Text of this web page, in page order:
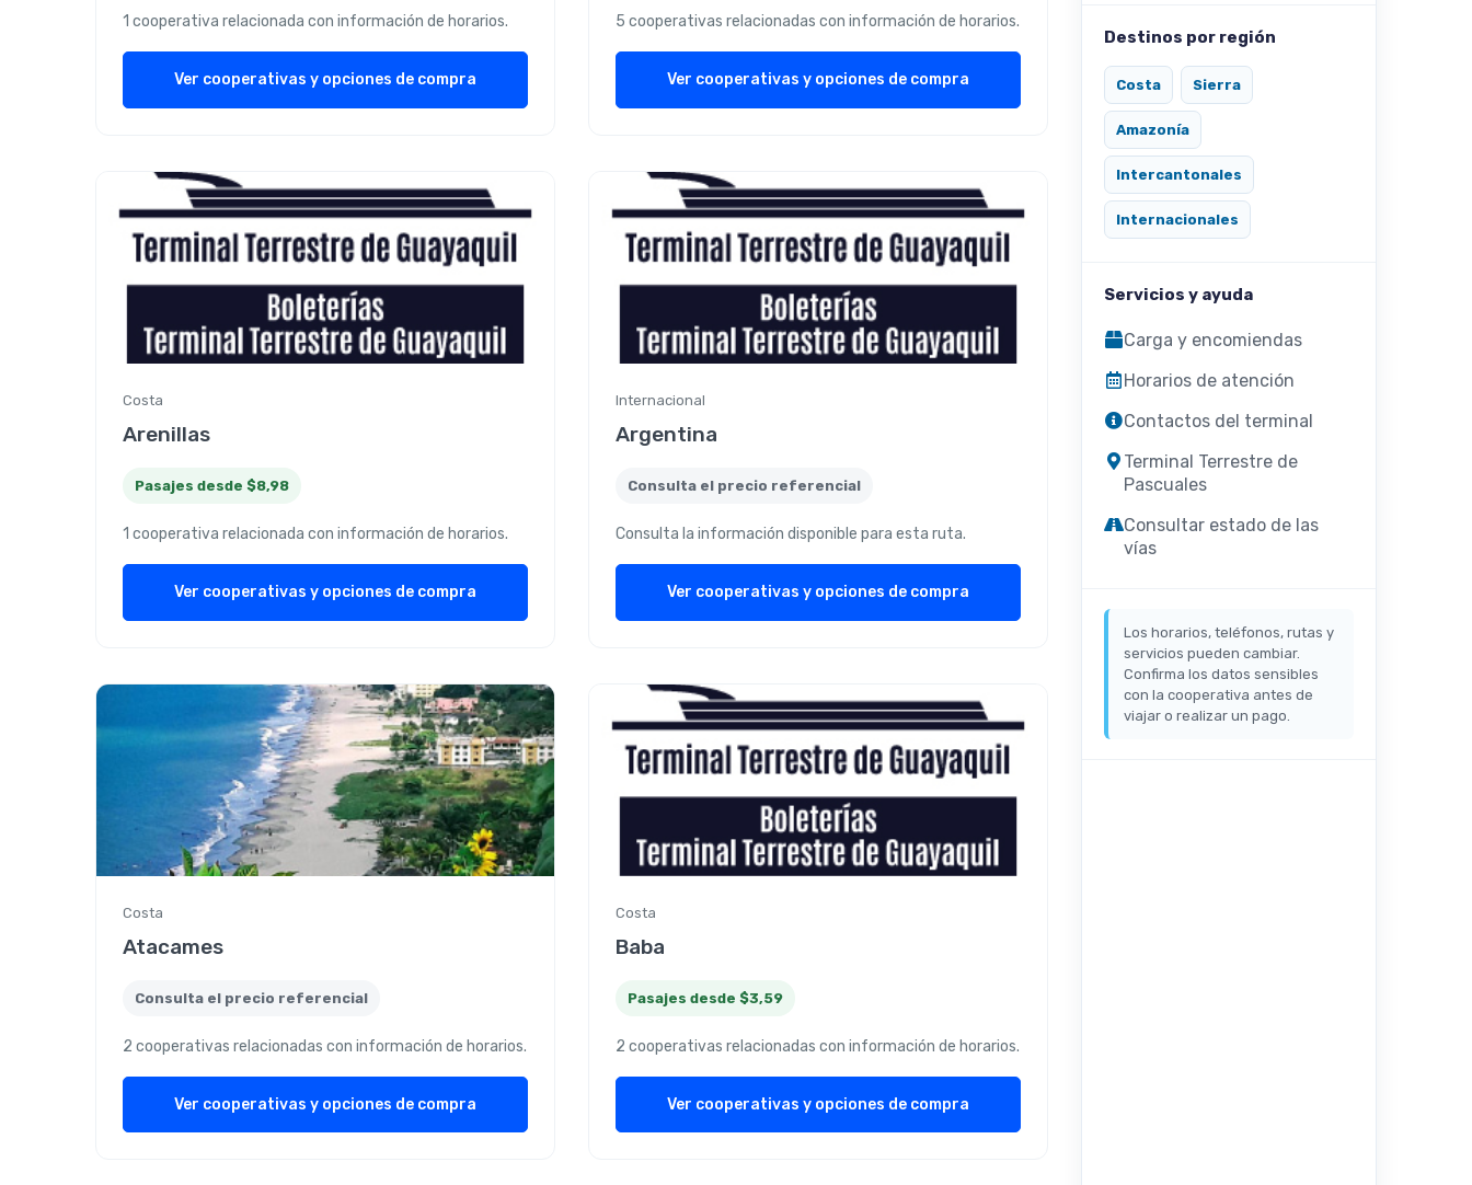
1 cooperativa relacionada con información de horarios.
Ver cooperativas y opciones de compra
5 cooperativas relacionadas con información de horarios.
Ver cooperativas y opciones de compra
Costa
Arenillas
Pasajes desde $8,98
1 cooperativa relacionada con información de horarios.
Ver cooperativas y opciones de compra
Internacional
Argentina
Consulta el precio referencial
Consulta la información disponible para esta ruta.
Ver cooperativas y opciones de compra
Costa
Atacames
Consulta el precio referencial
2 cooperativas relacionadas con información de horarios.
Ver cooperativas y opciones de compra
Costa
Baba
Pasajes desde $3,59
2 cooperativas relacionadas con información de horarios.
Ver cooperativas y opciones de compra
Destinos por región
Costa Sierra
Amazonía
Intercantonales
Internacionales
Servicios y ayuda
Carga y encomiendas
Horarios de atención
Contactos del terminal
Terminal Terrestre de
Pascuales
Consultar estado de las
vías
Los horarios, teléfonos, rutas y
servicios pueden cambiar.
Confirma los datos sensibles
con la cooperativa antes de
viajar o realizar un pago.